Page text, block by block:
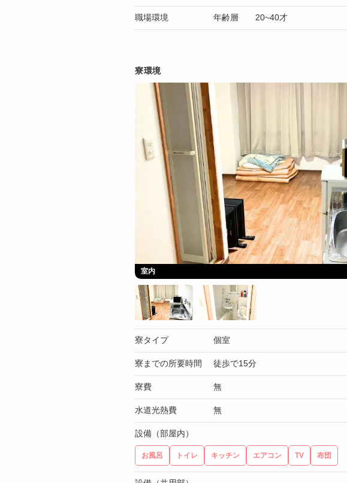
職場環境 年齢層 20~40才
寮環境
室内
寮タイプ 個室
寮までの所要時間 徒歩で15分
寮費 無
水道光熱費 無
設備（部屋内）
お風呂 トイレ キッチン エアコン TV 布団